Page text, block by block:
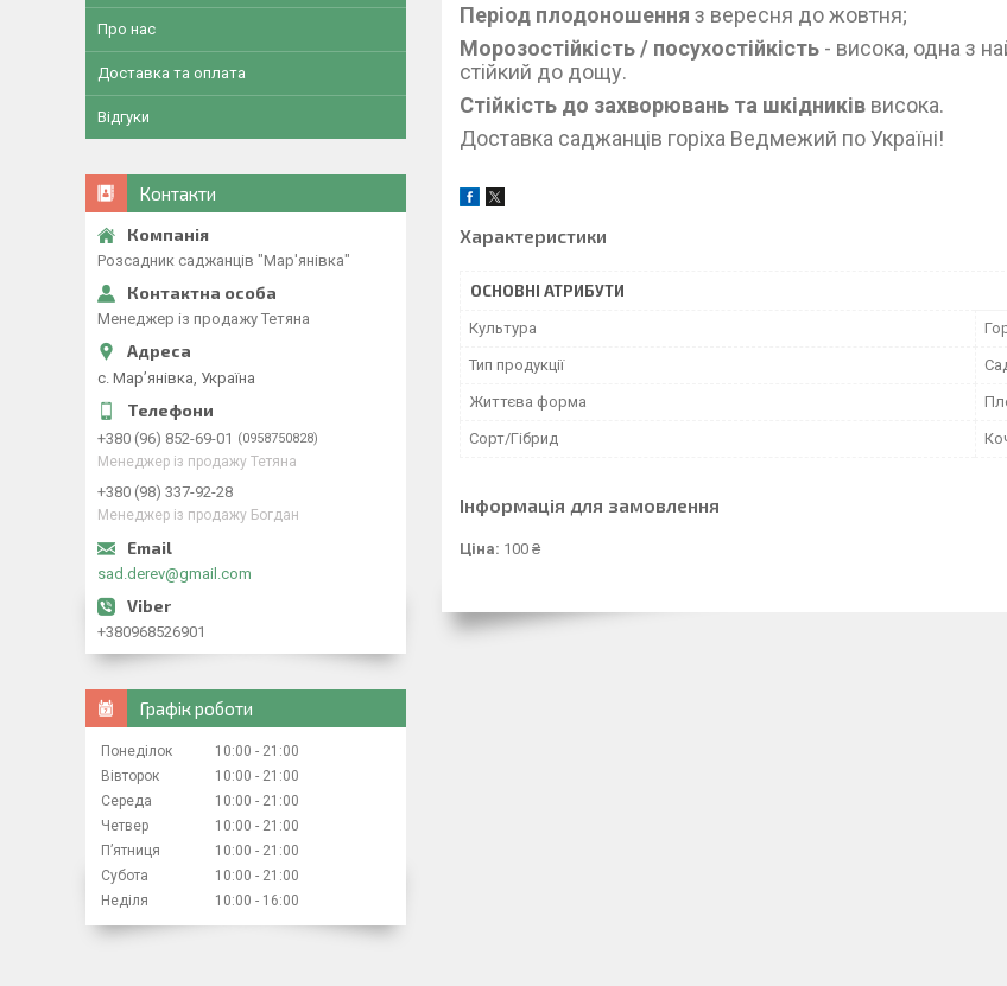
Період плодоношення з вересня до жовтня;
Морозостійкість / посухостійкість - висока, одна з
стійкий до дощу.
Стійкість до захворювань та шкідників висока.
Доставка саджанців горіха Ведмежий по Україні!
Характеристики
ОСНОВНІ АТРИБУТИ
Культура
Тип продукції
Життєва форма
Сорт/Гібрид
Інформація для замовлення
Ціна: 100 ₴
Про нас
Доставка та оплата
Відгуки
Контакти
Розсадник саджанців "Мар'янівка"
Менеджер із продажу Тетяна
с. Мар’янівка, Україна
+380 (96) 852-69-01 0958750828
Менеджер із продажу Тетяна
+380 (98) 337-92-28
Менеджер із продажу Богдан
sad.derev@gmail.com
+380968526901
Графік роботи
Понеділок 10:00
21:00
Вівторок
10:00
21:00
Середа
10:00
21:00
Четвер
10:00
21:00
Пʼятниця
10:00
21:00
Субота
10:00
21:00
Неділя
10:00 16:00